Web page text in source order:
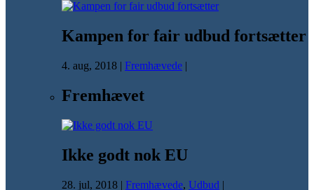
Kampen for fair udbud fortsætter
4. aug, 2018 | Fremhævede |
Fremhævet
Ikke godt nok EU
28. jul, 2018 | Fremhævede, Udbud |